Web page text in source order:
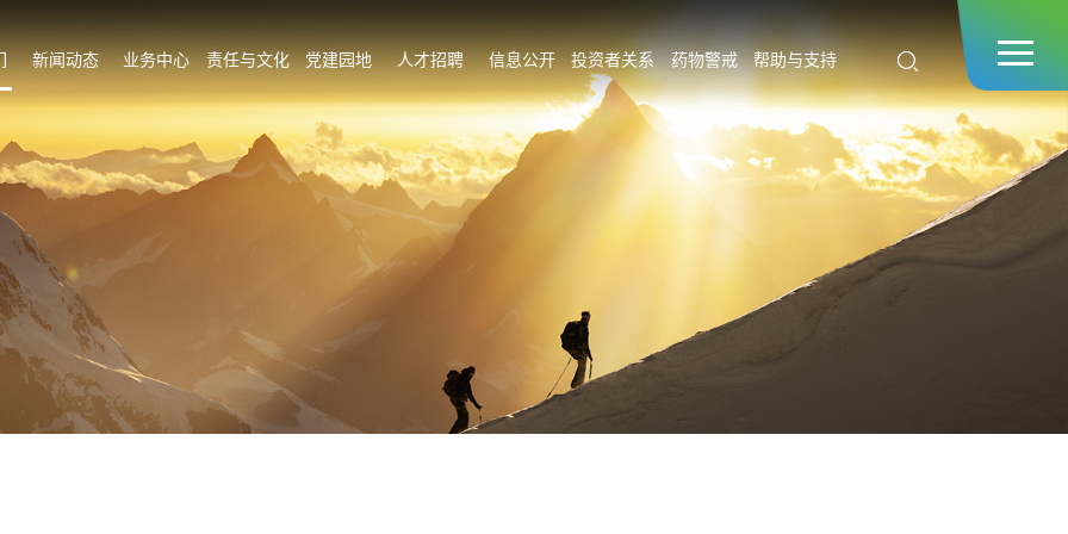
新闻动态 业务中心 责任与文化 党建园地 人才招聘 信息公开 投资者关系 药物警戒 帮助与支持